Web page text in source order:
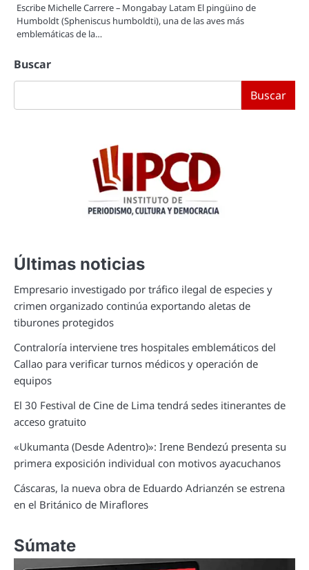
Escribe Michelle Carrere – Mongabay Latam El pingüino de
Humboldt (Spheniscus humboldti), una de las aves más
emblemáticas de la…
Buscar
Buscar
Últimas noticias
Empresario investigado por tráfico ilegal de especies y
crimen organizado continúa exportando aletas de
tiburones protegidos
Contraloría interviene tres hospitales emblemáticos del
Callao para verificar turnos médicos y operación de
equipos
El 30 Festival de Cine de Lima tendrá sedes itinerantes de
acceso gratuito
«Ukumanta (Desde Adentro)»: Irene Bendezú presenta su
primera exposición individual con motivos ayacuchanos
Cáscaras, la nueva obra de Eduardo Adrianzén se estrena
en el Británico de Miraflores
Súmate